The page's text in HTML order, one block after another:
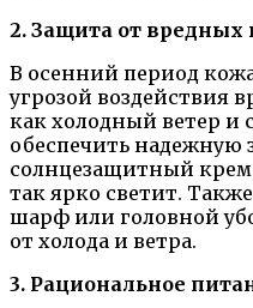
2. Защита от вредных
В осенний период
угрозой воздействия
как холодный ветер и
обеспечить надежную
солнцезащитный крем
так ярко светит.
шарф или головной
от холода и ветра.
3. Рациональное